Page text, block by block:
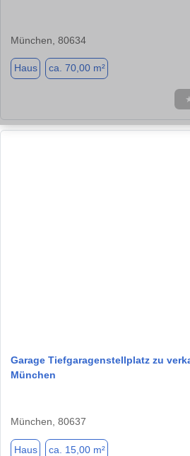
München, 80634
Haus ca. 70,00 m²
Garage Tiefgaragenstellplatz zu
München
München, 80637
Haus ca. 15,00 m²